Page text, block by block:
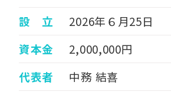
設 立
2026年６月25日
資本金
2,000,000円
代表者
中務 結喜